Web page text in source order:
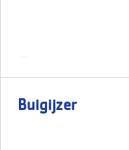
Buigijzer